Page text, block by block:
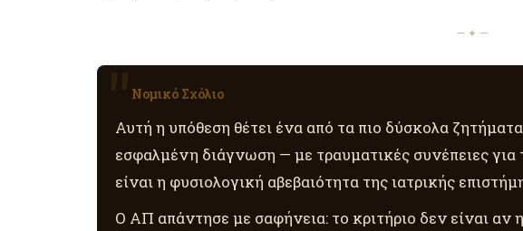
— ✦ —
Νομικό Σχόλιο
Αυτή η υπόθεση θέτει ένα από τα πιο δύσκολα
εσφαλμένη διάγνωση — με τραυματικές συνέπειες για
είναι η φυσιολογική αβεβαιότητα της ιατρικής
Ο ΑΠ απάντησε με σαφήνεια: το κριτήριο δεν είναι